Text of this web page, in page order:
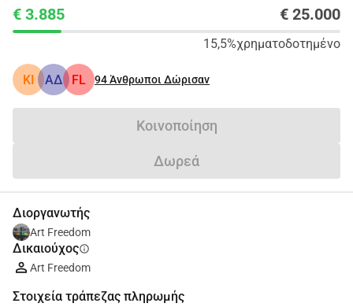
€ 3.885 € 25.000
15,5%χρηματοδοτημένο
KI ΑΔ FL 94Άνθρωποι Δώρισαν
Κοινοποίηση
Δωρεά
Διοργανωτής
Art Freedom
Δικαιούχοςinfo
Art Freedom
Στοιχεία τράπεζας πληρωμής